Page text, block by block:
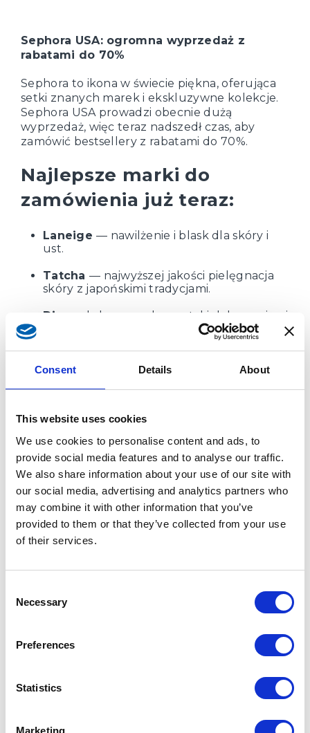
Consent Details About
This website uses cookies
We use cookies to personalise content and ads, to
provide social media features and to analyse our traffic.
We also share information about your use of our site with
our social media, advertising and analytics partners who
may combine it with other information that you’ve
provided to them or that they’ve collected from your use
of their services.
Selection
Necessary
Preferences
Statistics
Marketing
Sephora USA: ogromna wyprzedaż z
rabatami do 70%
Sephora to ikona w świecie piękna, oferująca
setki znanych marek i ekskluzywne kolekcje.
Sephora USA prowadzi obecnie dużą
wyprzedaż, więc teraz nadszedł czas, aby
zamówić bestsellery z rabatami do 70%.
Najlepsze marki do
zamówienia już teraz:
Laneige— nawilżenie i blask dla skóry i
ust.
Tatcha — najwyższej jakości pielęgnacja
skóry z japońskimi tradycjami.
Dior
— luksusowe kosmetyki dekoracyjne i
Przepis na blask— naturalne produkty
dla promiennej skóry.
Wiele kolekcji produkowanych jest w
ograniczonych ilościach specjalnie dla USA - a
teraz mogą znajdować się w twojej torbie do
makijażu.
Jak zamówić przez Meest
Shopping:
Skorzystaj z usługi wykupu lub adresu
Meest Shopping dostarczy Twoje
Jest wygodny, ekonomiczny i bezproblemowy.